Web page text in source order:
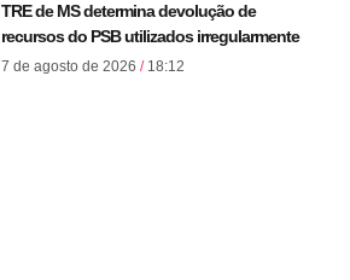
TRE de MS determina devolução de
recursos do PSB utilizados irregularmente
7 de agosto de 2026 18:12